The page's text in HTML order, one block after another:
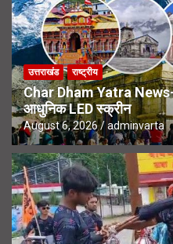
उत्तराखंड राष्ट्रीय
Char Dham Yatra News-
आधुनिक LED स्क्रीन
August 6, 2026 adminvarta